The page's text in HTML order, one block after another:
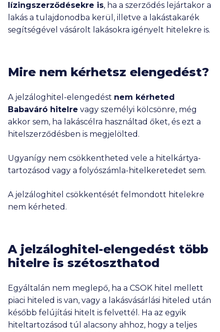
lízingszerződésekre is, ha a szerződés lejártakor a
lakás a tulajdonodba kerül, illetve a lakástakarék
segítségével vásárolt lakásokra igényelt hitelekre is.
Mire nem kérhetsz elengedést?
A jelzáloghitel-elengedést nem kérheted
Babaváró hitelre vagy személyi kölcsönre, még
akkor sem, ha lakáscélra használtad őket, és ezt a
hitelszerződésben is megjelölted.
Ugyanígy nem csökkentheted vele a hitelkártya-
tartozásod vagy a folyószámla-hitelkeretedet sem.
A jelzáloghitel csökkentését felmondott hitelekre
nem kérheted.
A jelzáloghitel-elengedést több
hitelre is szétoszthatod
Egyáltalán nem meglepő, ha a CSOK hitel mellett
piaci hiteled is van, vagy a lakásvásárlási hiteled után
később felújítási hitelt is felvettél. Ha az egyik
hiteltartozásod túl alacsony ahhoz, hogy a teljes